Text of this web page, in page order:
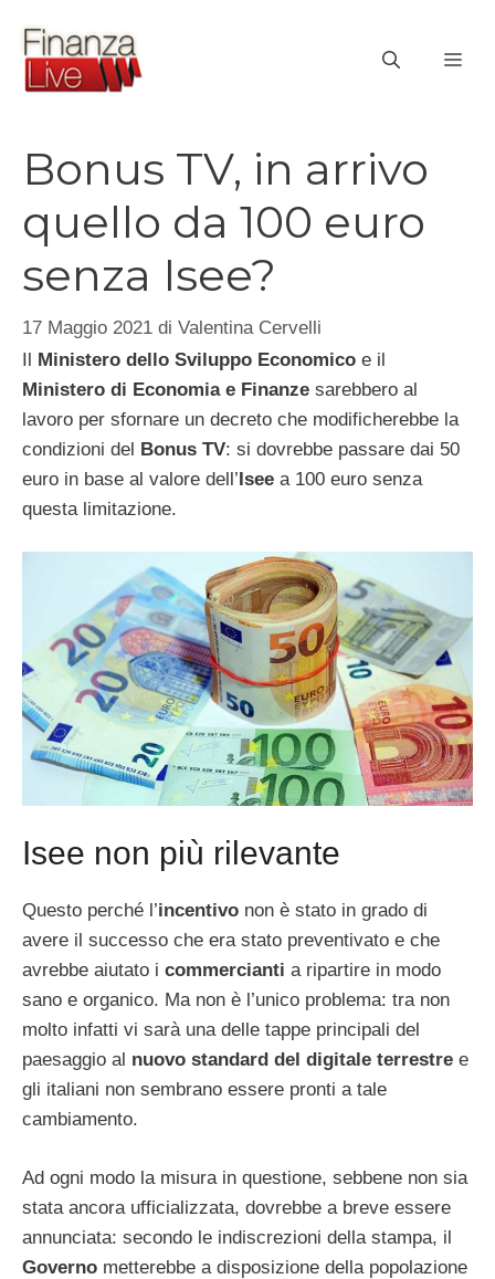
contenuto
Bonus TV, in arrivo
quello da 100 euro
senza Isee?
17 Maggio 2021 di Valentina Cervelli
Il Ministero dello Sviluppo Economico e il
Ministero di Economia e Finanze sarebbero al
lavoro per sfornare un decreto che modificherebbe la
condizioni del Bonus TV: si dovrebbe passare dai 50
euro in base al valore dell’Isee a 100 euro senza
questa limitazione.
Isee non più rilevante
Questo perché l’incentivo non è stato in grado di
avere il successo che era stato preventivato e che
avrebbe aiutato i commercianti a ripartire in modo
sano e organico. Ma non è l’unico problema: tra non
molto infatti vi sarà una delle tappe principali del
paesaggio al nuovo standard del digitale terrestre e
gli italiani non sembrano essere pronti a tale
cambiamento.
Ad ogni modo la misura in questione, sebbene non sia
stata ancora ufficializzata, dovrebbe a breve essere
annunciata: secondo le indiscrezioni della stampa, il
Governo metterebbe a disposizione della popolazione